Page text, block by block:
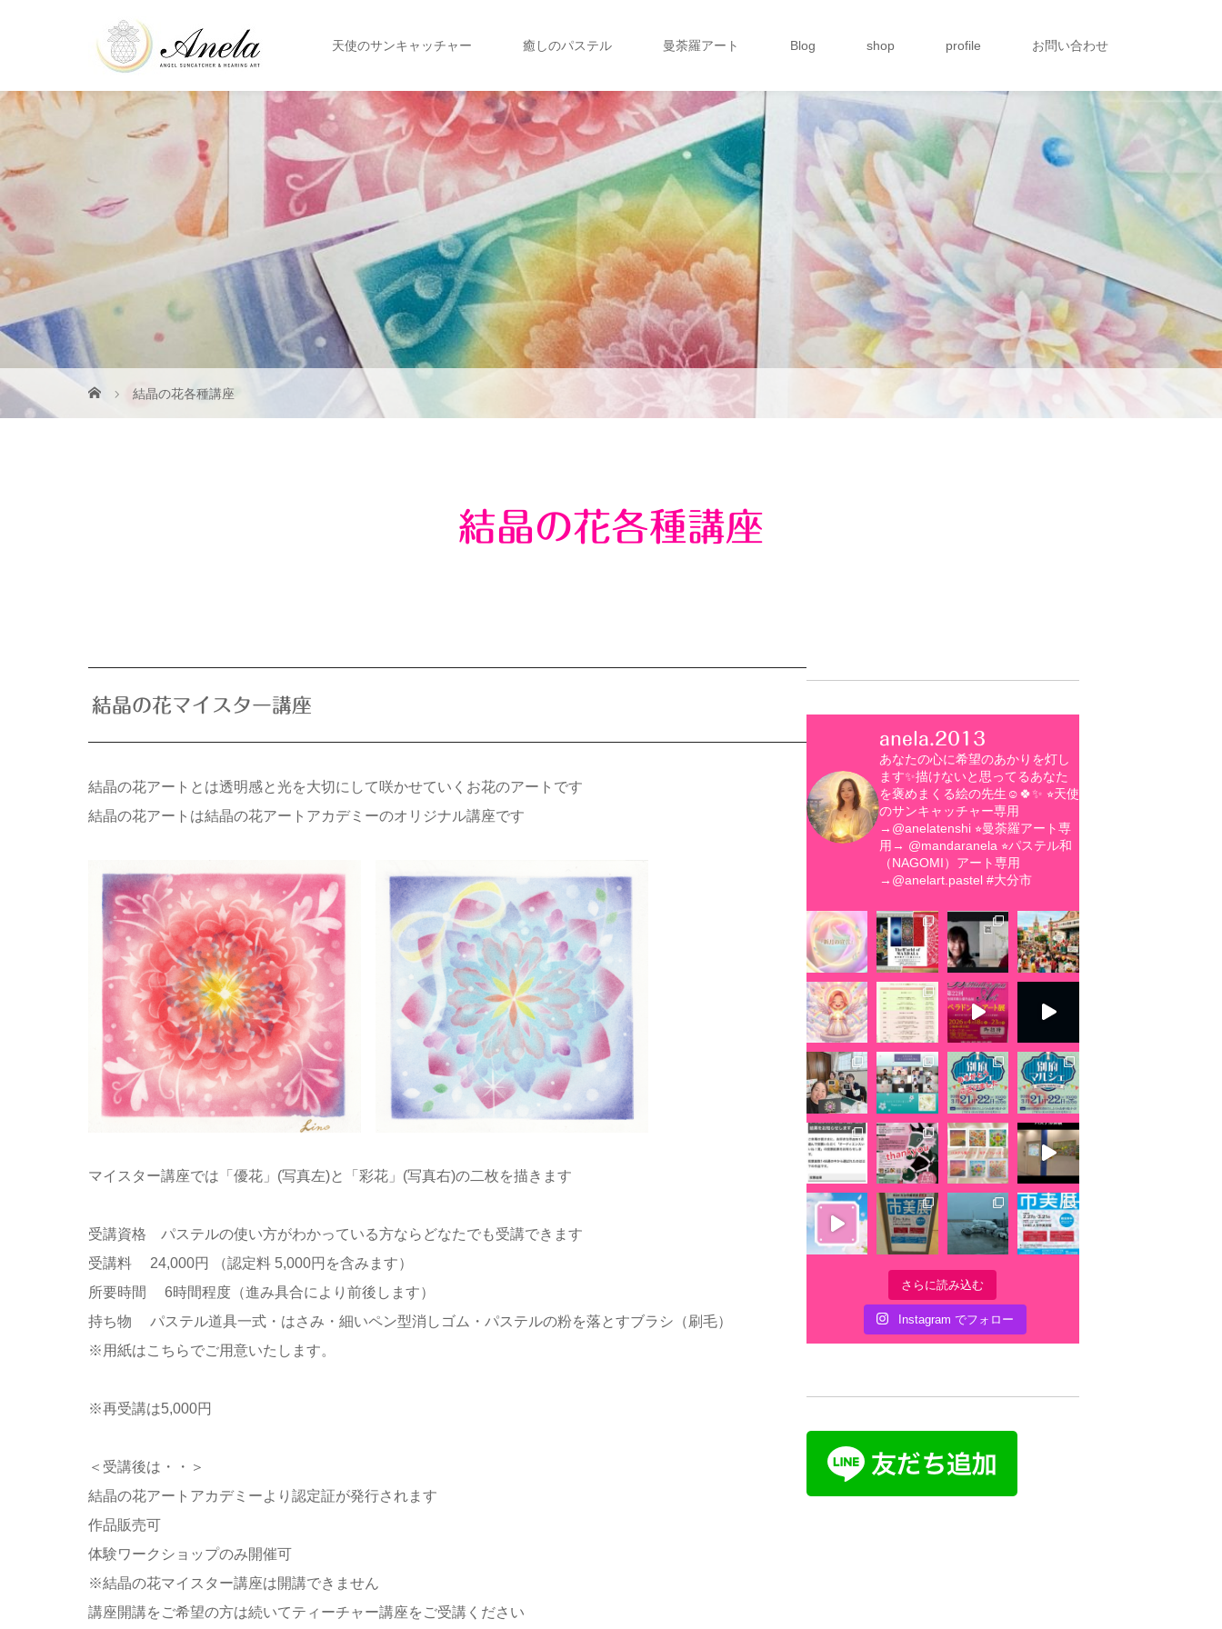
天使のサンキャッチャー 癒しのパステル 曼荼羅アート Blog shop profile お問い合わせ
結晶の花各種講座
結晶の花各種講座
結晶の花マイスター講座
結晶の花アートとは透明感と光を大切にして咲かせていくお花のアートです
結晶の花アートは結晶の花アートアカデミーのオリジナル講座です
マイスター講座では「優花」(写真左)と「彩花」(写真右)の二枚を描きます
受講資格 パステルの使い方がわかっている方ならどなたでも受講できます
受講料 24,000円 （認定料 5,000円を含みます）
所要時間 6時間程度（進み具合により前後します）
持ち物 パステル道具一式・はさみ・細いペン型消しゴム・パステルの粉を落とすブラシ（刷毛）
※用紙はこちらでご用意いたします。
※再受講は5,000円
＜受講後は・・＞
結晶の花アートアカデミーより認定証が発行されます
作品販売可
体験ワークショップのみ開催可
※結晶の花マイスター講座は開講できません
講座開講をご希望の方は続いてティーチャー講座をご受講ください
anela.2013
あなたの心に希望のあかりを灯し
ます✨描けないと思ってるあなた
を褒めまくる絵の先生☺️🍀✨ ⭐︎天使
のサンキャッチャー専用
→@anelatenshi⭐︎曼荼羅アート専
用→ @mandaranela ⭐︎パステル和
（NAGOMI）アート専用
→@anelart.pastel#大分市
さらに読み込む
Instagram でフォロー